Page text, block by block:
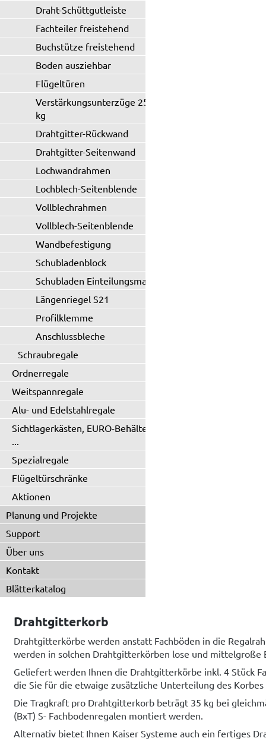
Draht-Schüttgutleiste
Fachteiler freistehend
Buchstütze freistehend
Boden ausziehbar
Flügeltüren
Verstärkungsunterzüge 250 / 330
kg
Drahtgitter-Rückwand
Drahtgitter-Seitenwand
Lochwandrahmen
Lochblech-Seitenblende
Vollblechrahmen
Vollblech-Seitenblende
Wandbefestigung
Schubladenblock
Schubladen Einteilungsmaterial
Längenriegel S21
Profilklemme
Anschlussbleche
Schraubregale
Ordnerregale
Weitspannregale
Alu- und Edelstahlregale
Sichtlagerkästen, EURO-Behälter
...
Spezialregale
Flügeltürschränke
Aktionen
Planung und Projekte
Support
Über uns
Kontakt
Blätterkatalog
Drahtgitterkorb
Drahtgitterkörbe werden anstatt Fachböden in die
werden in solchen Drahtgitterkörben lose und
Geliefert werden Ihnen die Drahtgitterkörbe inkl. 4 Stück
die Sie für die etwaige zusätzliche Unterteilung des
Die Tragkraft pro Drahtgitterkorb beträgt 35 kg bei
(BxT) S- Fachbodenregalen montiert werden.
Alternativ bietet Ihnen Kaiser Systeme auch ein fertiges